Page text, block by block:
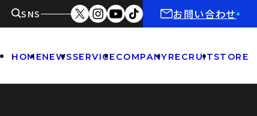
SNS お問い合わせ
HOMENEWSSERVICECOMPANYRECRUITSTORE